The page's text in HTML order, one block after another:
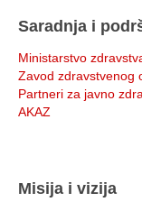
Saradnja i
Ministarstvo
Zavod zdravstvenog
Partneri za javno
AKAZ
Misija i vizija